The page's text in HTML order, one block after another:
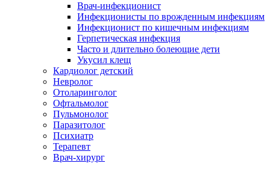
Врач-инфекционист
Инфекционисты по врожденным инфекциям
Инфекционист по кишечным инфекциям
Герпетическая инфекция
Часто и длительно болеющие дети
Укусил клещ
Кардиолог детский
Невролог
Отоларинголог
Офтальмолог
Пульмонолог
Паразитолог
Психиатр
Терапевт
Врач-хирург